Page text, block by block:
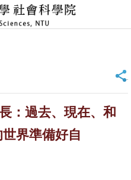
_
：過去、現在、和
界準備好自